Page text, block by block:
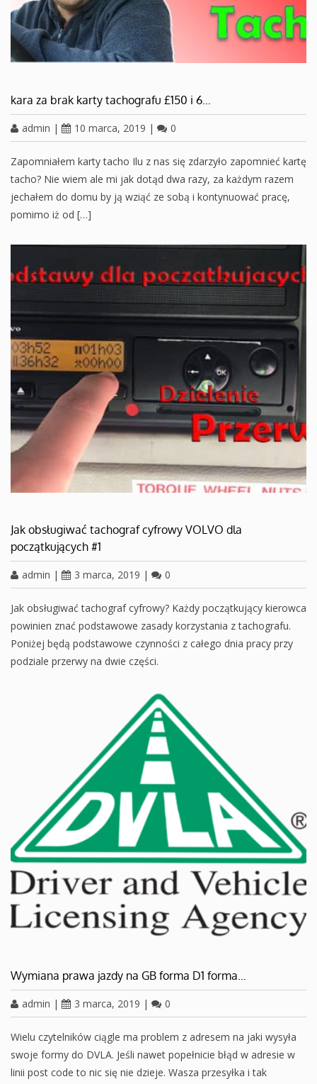
kara za brak karty tachografu £150 i 6…
admin | 10 marca, 2019 | 0
Zapomniałem karty tacho Ilu z nas się zdarzyło zapomnieć kartę
tacho? Nie wiem ale mi jak dotąd dwa razy, za każdym razem
jechałem do domu by ją wziąć ze sobą i kontynuować pracę,
pomimo iż od […]
Jak obsługiwać tachograf cyfrowy VOLVO dla
początkujących #1
admin | 3 marca, 2019 | 0
Jak obsługiwać tachograf cyfrowy? Każdy początkujący kierowca
powinien znać podstawowe zasady korzystania z tachografu.
Poniżej będą podstawowe czynności z całego dnia pracy przy
podziale przerwy na dwie części.
Wymiana prawa jazdy na GB forma D1 forma…
admin | 3 marca, 2019 | 0
Wielu czytelników ciągle ma problem z adresem na jaki wysyła
swoje formy do DVLA. Jeśli nawet popełnicie błąd w adresie w
linii post code to nic się nie dzieje. Wasza przesyłka i tak